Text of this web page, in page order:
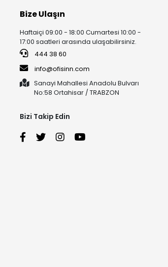
Bize Ulaşın
Haftaiçi 09:00 - 18:00 Cumartesi 10:00 -
17:00 saatleri arasında ulaşabilirsiniz.
444 38 60
info@ofisinn.com
Sanayi Mahallesi Anadolu Bulvarı
No:58 Ortahisar / TRABZON
Bizi Takip Edin